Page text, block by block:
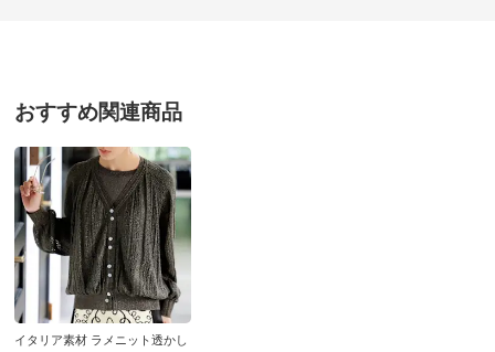
別
※お届け先が同じであれば複数個ご購入いただいても¥880です。
お支払い方法
■色：ガンメタ
■素材：レーヨン80・ポリエステル10・ナイロン10％
■原産国：中国製（糸はイタリア製）
サイズ（cm）
サイズ記号
ガンメタ ２：Ｍ－Ｌ
スカートに合わせる短めのトップスが欲しかったのでそ
の点はよかったのですが、サイドのデザインが背鰭の様
だなというのが最初の印象です。体のラインよりも外側
になるため、太って見えるような気がしないでもありま
せん。
2026/06/20
おすすめ関連商品
イタリア素材 ラメニット透かし